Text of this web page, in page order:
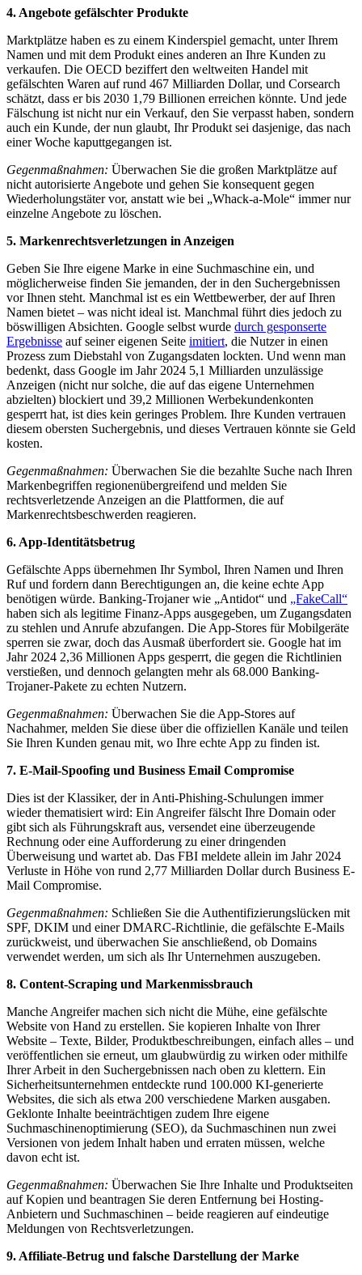
4. Angebote gefälschter Produkte
Marktplätze haben es zu einem Kinderspiel gemacht, unter Ihrem
Namen und mit dem Produkt eines anderen an Ihre Kunden zu
verkaufen. Die OECD beziffert den weltweiten Handel mit
gefälschten Waren auf rund 467 Milliarden Dollar, und Corsearch
schätzt, dass er bis 2030 1,79 Billionen erreichen könnte. Und jede
Fälschung ist nicht nur ein Verkauf, den Sie verpasst haben, sondern
auch ein Kunde, der nun glaubt, Ihr Produkt sei dasjenige, das nach
einer Woche kaputtgegangen ist.
Gegenmaßnahmen: Überwachen Sie die großen Marktplätze auf
nicht autorisierte Angebote und gehen Sie konsequent gegen
Wiederholungstäter vor, anstatt wie bei „Whack-a-Mole“ immer nur
einzelne Angebote zu löschen.
5. Markenrechtsverletzungen in Anzeigen
Geben Sie Ihre eigene Marke in eine Suchmaschine ein, und
möglicherweise finden Sie jemanden, der in den Suchergebnissen
vor Ihnen steht. Manchmal ist es ein Wettbewerber, der auf Ihren
Namen bietet – was nicht ideal ist. Manchmal führt dies jedoch zu
böswilligen Absichten. Google selbst wurde durch gesponserte
Ergebnisse auf seiner eigenen Seite imitiert, die Nutzer in einen
Prozess zum Diebstahl von Zugangsdaten lockten. Und wenn man
bedenkt, dass Google im Jahr 2024 5,1 Milliarden unzulässige
Anzeigen (nicht nur solche, die auf das eigene Unternehmen
abzielten) blockiert und 39,2 Millionen Werbekundenkonten
gesperrt hat, ist dies kein geringes Problem. Ihre Kunden vertrauen
diesem obersten Suchergebnis, und dieses Vertrauen könnte sie Geld
kosten.
Gegenmaßnahmen: Überwachen Sie die bezahlte Suche nach Ihren
Markenbegriffen regionenübergreifend und melden Sie
rechtsverletzende Anzeigen an die Plattformen, die auf
Markenrechtsbeschwerden reagieren.
6. App-Identitätsbetrug
Gefälschte Apps übernehmen Ihr Symbol, Ihren Namen und Ihren
Ruf und fordern dann Berechtigungen an, die keine echte App
benötigen würde. Banking-Trojaner wie „Antidot“ und „FakeCall“
haben sich als legitime Finanz-Apps ausgegeben, um Zugangsdaten
zu stehlen und Anrufe abzufangen. Die App-Stores für Mobilgeräte
sperren sie zwar, doch das Ausmaß überfordert sie. Google hat im
Jahr 2024 2,36 Millionen Apps gesperrt, die gegen die Richtlinien
verstießen, und dennoch gelangten mehr als 68.000 Banking-
Trojaner-Pakete zu echten Nutzern.
Gegenmaßnahmen: Überwachen Sie die App-Stores auf
Nachahmer, melden Sie diese über die offiziellen Kanäle und teilen
Sie Ihren Kunden genau mit, wo Ihre echte App zu finden ist.
7. E-Mail-Spoofing und Business Email Compromise
Dies ist der Klassiker, der in Anti-Phishing-Schulungen immer
wieder thematisiert wird: Ein Angreifer fälscht Ihre Domain oder
gibt sich als Führungskraft aus, versendet eine überzeugende
Rechnung oder eine Aufforderung zu einer dringenden
Überweisung und wartet ab. Das FBI meldete allein im Jahr 2024
Verluste in Höhe von rund 2,77 Milliarden Dollar durch Business E-
Mail Compromise.
Gegenmaßnahmen: Schließen Sie die Authentifizierungslücken mit
SPF, DKIM und einer DMARC-Richtlinie, die gefälschte E-Mails
zurückweist, und überwachen Sie anschließend, ob Domains
verwendet werden, um sich als Ihr Unternehmen auszugeben.
8. Content-Scraping und Markenmissbrauch
Manche Angreifer machen sich nicht die Mühe, eine gefälschte
Website von Hand zu erstellen. Sie kopieren Inhalte von Ihrer
Website – Texte, Bilder, Produktbeschreibungen, einfach alles – und
veröffentlichen sie erneut, um glaubwürdig zu wirken oder mithilfe
Ihrer Arbeit in den Suchergebnissen nach oben zu klettern. Ein
Sicherheitsunternehmen entdeckte rund 100.000 KI-generierte
Websites, die sich als etwa 200 verschiedene Marken ausgaben.
Geklonte Inhalte beeinträchtigen zudem Ihre eigene
Suchmaschinenoptimierung (SEO), da Suchmaschinen nun zwei
Versionen von jedem Inhalt haben und erraten müssen, welche
davon echt ist.
Gegenmaßnahmen: Überwachen Sie Ihre Inhalte und Produktseiten
auf Kopien und beantragen Sie deren Entfernung bei Hosting-
Anbietern und Suchmaschinen – beide reagieren auf eindeutige
Meldungen von Rechtsverletzungen.
9. Affiliate-Betrug und falsche Darstellung der Marke